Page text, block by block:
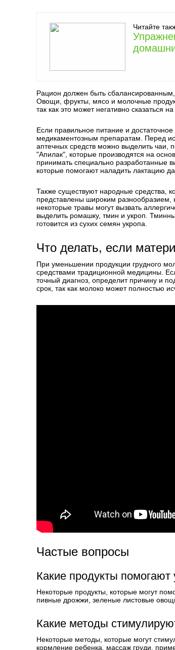
Читайте
Рацион должен быть сбалансированным,
Овощи, фрукты, мясо и молочные
так как это может негативно сказаться
Если правильное питание и
медикаментозным препаратам. Перед
аптечных средств можно выделить чаи,
"Апилак", которые производятся на
принимать специально разработанные
которые помогают наладить лактацию
Также существуют народные средства,
представлены широким разнообразием,
некоторые травы могут вызвать
выделить ромашку, тмин и укроп.
готовится из сухих семян укропа.
Что делать, если
При уменьшении продукции грудного
средствами традиционной медицины.
точный диагноз, определит причину и
срок, так как молоко может полностью
Частые вопросы
Какие продукты помогают
Некоторые продукты, которые могут
пивные дрожжи, зеленые листовые
Какие методы
Некоторые методы, которые могут
кормление ребенка, массаж груди,